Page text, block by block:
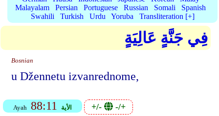
Malayalam
Persian Portuguese Russian Somali
Spanish
Swahili
Turkish Urdu Yoruba Transliteration [+]
فِي جَنَّةٍ عَالِيَةٍ
Bosnian
u Džennetu izvanrednome,
Ayah 88:11 الأية +/- -/+